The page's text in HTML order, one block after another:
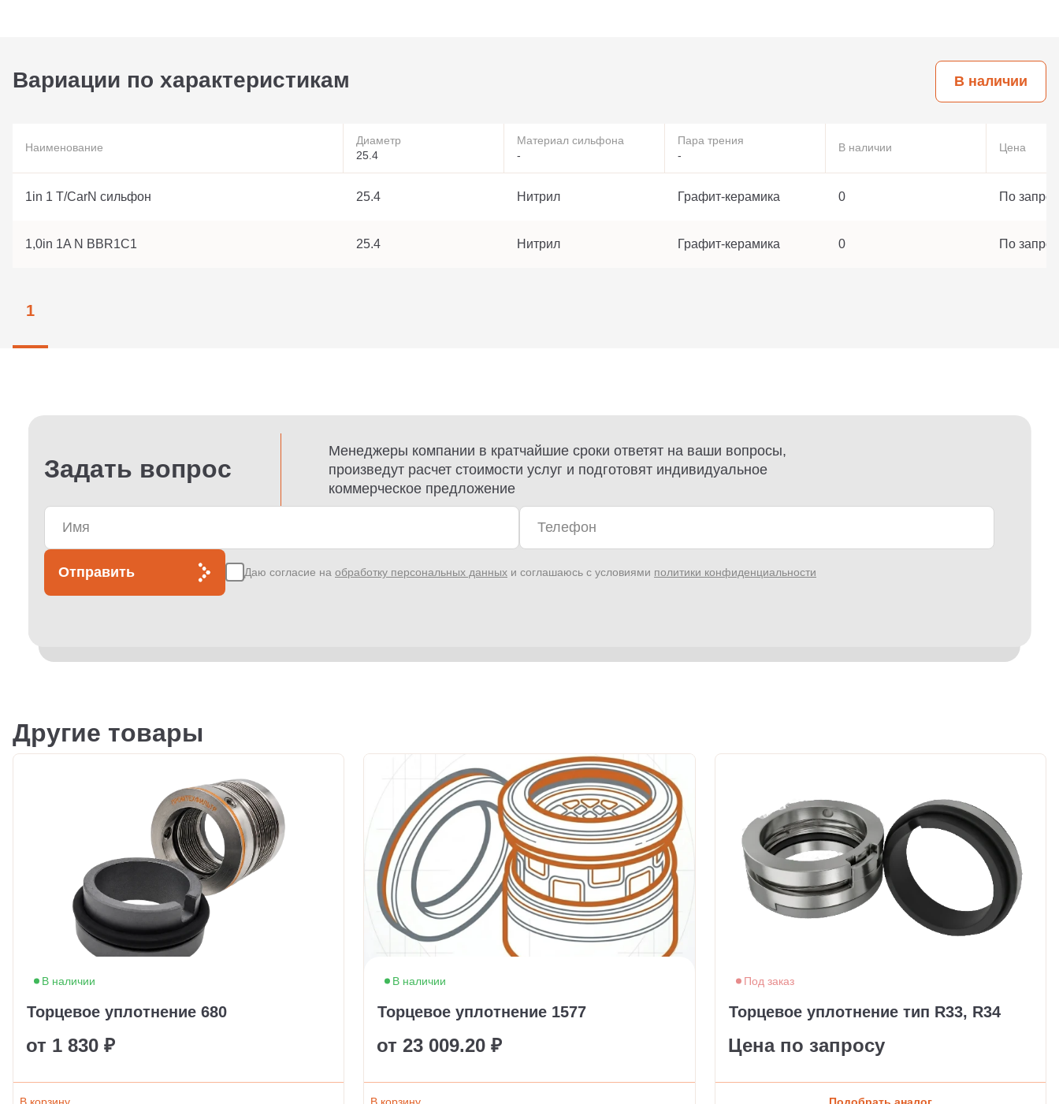
Вариации по характеристикам В наличии
Наименование
Диаметр
25.4
Материал сильфона
-
Пара трения
-
В наличии Цена
1in 1 T/CarN сильфон 25.4 Нитрил Графит-керамика 0 По
1,0in 1A N BBR1C1 25.4 Нитрил Графит-керамика 0 По
1
Задать вопрос
Менеджеры компании в кратчайшие сроки ответят на ваши вопросы,
произведут расчет стоимости услуг и подготовят индивидуальное
коммерческое предложение
Отправить Даю согласие на обработку персональных данных и соглашаюсь с условиями политики конфиденциальности
Другие товары
В наличии
Торцевое уплотнение 680
от 1 830 ₽
В наличии
Торцевое уплотнение 1577
от 23 009.20 ₽
Под заказ
Торцевое уплотнение тип R33, R34
Цена по запросу